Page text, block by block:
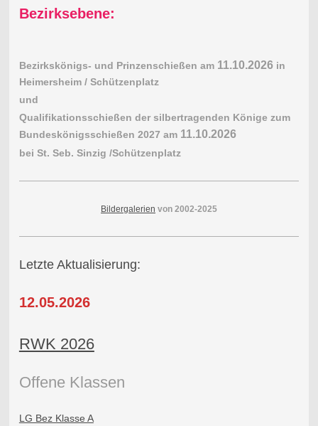
Bezirksebene:
Bezirkskönigs- und Prinzenschießen am 11.10.2026 in
Heimersheim / Schützenplatz
und
Qualifikationsschießen der silbertragenden Könige zum
Bundeskönigsschießen 2027 am 11.10.2026
bei St. Seb. Sinzig /Schützenplatz
Bildergalerien von 2002-2025
Letzte Aktualisierung:
12.05.2026
RWK 2026
Offene Klassen
LG Bez Klasse A